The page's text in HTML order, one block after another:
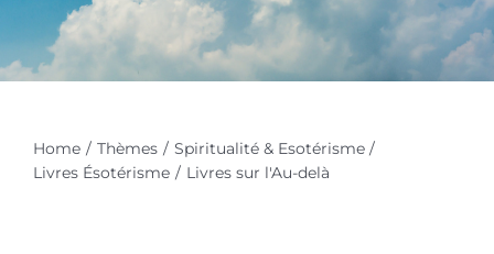
Home Thèmes
Spiritualité & Esotérisme
Livres Ésotérisme
Livres sur l'Au-delà